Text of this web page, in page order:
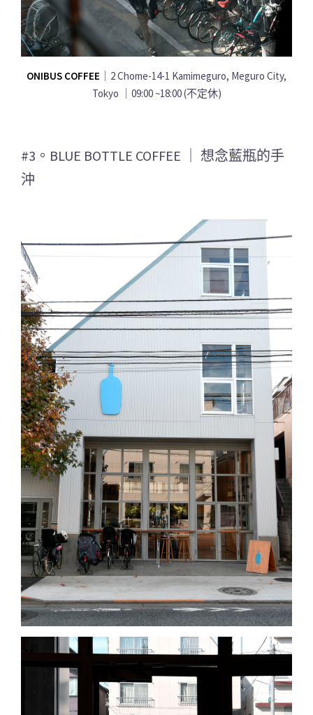
ONIBUS COFFEE ｜2 Chome-14-1 Kamimeguro, Meguro City,
Tokyo ｜09:00 ~18:00 (不定休)
#3。BLUE BOTTLE COFFEE ｜ 想念藍瓶的手
沖